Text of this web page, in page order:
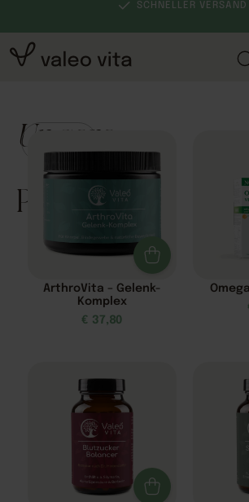
SCHNELLER VERSAND
Unsere
Produkte
ArthroVita – Gelenk-
Komplex
€ 37,80